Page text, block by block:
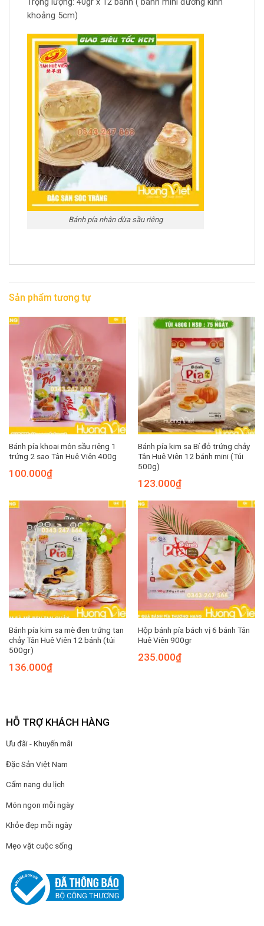
Trọng lượng: 40gr x 12 bánh ( bánh mini đường kính
khoảng 5cm)
Bánh pía nhân dừa sầu riêng
Sản phẩm tương tự
Bánh pía khoai môn sầu riêng 1
trứng 2 sao Tân Huê Viên 400g
100.000₫
Bánh pía kim sa Bí đỏ trứng chảy
Tân Huê Viên 12 bánh mini (Túi
500g)
123.000₫
Bánh pía kim sa mè đen trứng tan
chảy Tân Huê Viên 12 bánh (túi
500gr)
136.000₫
Hộp bánh pía bách vị 6 bánh Tân
Huê Viên 900gr
235.000₫
HỖ TRỢ KHÁCH HÀNG
Ưu đãi - Khuyến mãi
Đặc Sản Việt Nam
Cẩm nang du lịch
Món ngon mỗi ngày
Khỏe đẹp mỗi ngày
Mẹo vặt cuộc sống